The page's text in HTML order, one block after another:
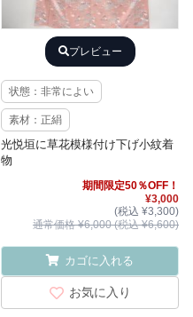
プレビュー
状態：非常によい
素材：正絹
光悦垣に草花模様付け下げ小紋着
物
期間限定50％OFF！
¥3,000
(税込 ¥3,300)
通常価格 ¥6,000 (税込 ¥6,600)
カゴに入れる
お気に入り